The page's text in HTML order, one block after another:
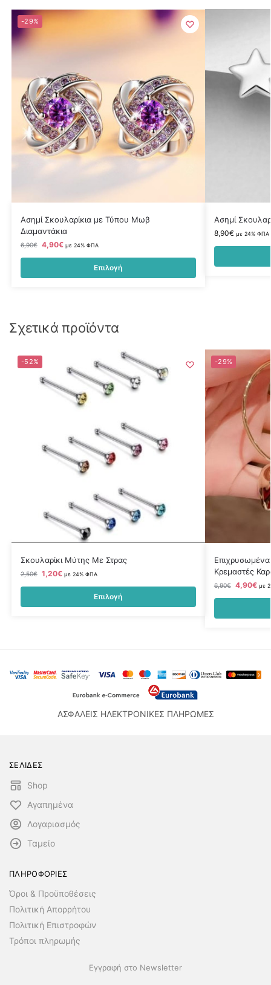
-29%
Ασημί Σκουλαρίκια με Τύπου Μωβ
Διαμαντάκια
6,90€ 4,90€ με 24% ΦΠΑ
Επιλογή
Ασημί
8,90€ με 24% ΦΠΑ
Σχετικά προϊόντα
-52%
Σκουλαρίκι Μύτης Με Στρας
2,50€ 1,20€ με 24% ΦΠΑ
Επιλογή
-29%
Επιχρυσωμένα
Κρεμαστές
6,90€ 4,90€ με
ΑΣΦΑΛΕΙΣ ΗΛΕΚΤΡΟΝΙΚΕΣ ΠΛΗΡΩΜΕΣ
ΣΕΛΙΔΕΣ
Shop
Αγαπημένα
Λογαριασμός
Ταμείο
ΠΛΗΡΟΦΟΡΙΕΣ
Όροι & Προϋποθέσεις
Πολιτική Απορρήτου
Πολιτική Επιστροφών
Τρόποι πληρωμής
Εγγραφή στο Newsletter